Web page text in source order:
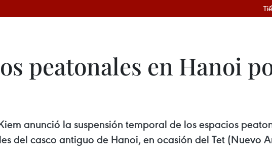
peatonales en Hanoi
anunció la suspensión temporal de los espacios
del casco antiguo de Hanoi, en ocasión del Tet (Nuevo